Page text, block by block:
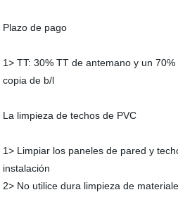
Plazo de pago
1> TT: 30% TT de antemano y un
copia de b/l
La limpieza de techos de PVC
1> Limpiar los paneles de pared y
instalación
2> No utilice dura limpieza de